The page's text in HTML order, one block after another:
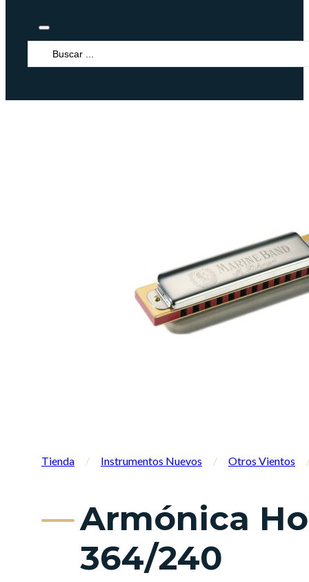
Search
...
Tienda / Instrumentos Nuevos / Otros Vientos
Armónica
364/240